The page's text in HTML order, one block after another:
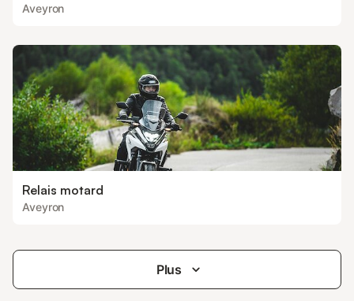
Aveyron
Relais motard
Aveyron
Plus